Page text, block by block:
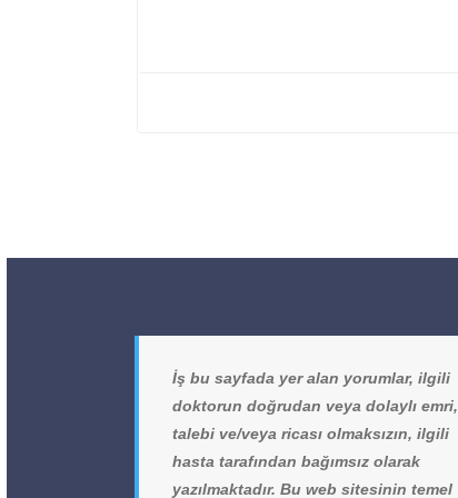
İş bu sayfada yer alan yorumlar, ilgili
doktorun doğrudan veya dolaylı emri,
talebi ve/veya ricası olmaksızın, ilgili
hasta tarafından bağımsız olarak
yazılmaktadır. Bu web sitesinin temel